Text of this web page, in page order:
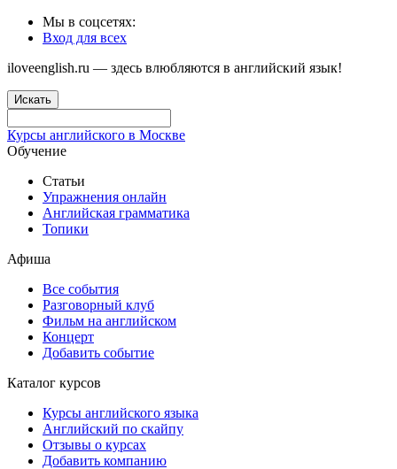
Мы в соцсетях:
Вход для всех
iloveenglish.ru — здесь влюбляются в английский язык!
Искать
Курсы английского в Москве
Обучение
Статьи
Упражнения онлайн
Английская грамматика
Топики
Афиша
Все события
Разговорный клуб
Фильм на английском
Концерт
Добавить событие
Каталог курсов
Курсы английского языка
Английский по скайпу
Отзывы о курсах
Добавить компанию